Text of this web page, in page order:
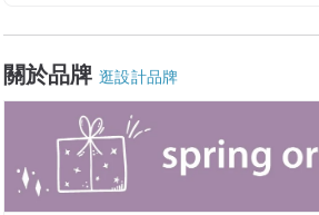
關於品牌 逛設計品牌